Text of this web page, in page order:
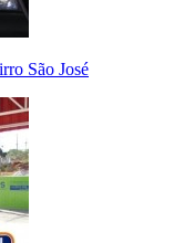
São José